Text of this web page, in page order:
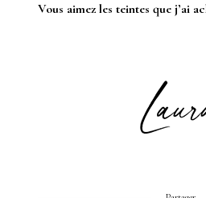
Vous aimez les teintes que j’ai